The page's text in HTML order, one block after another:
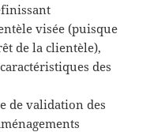
visée (puisque
de la clientèle),
des
de validation des